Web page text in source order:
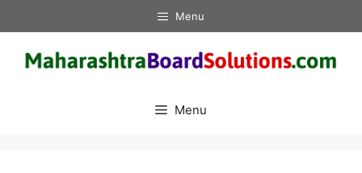
to
content
Menu
Menu